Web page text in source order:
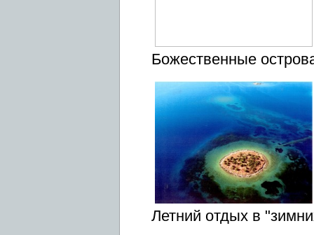
Божественные
Летний отдых в